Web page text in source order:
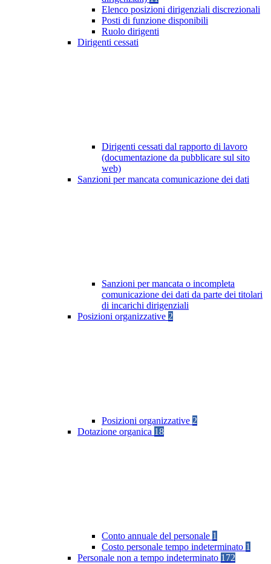
Elenco posizioni dirigenziali discrezionali
Posti di funzione disponibili
Ruolo dirigenti
Dirigenti cessati
Dirigenti cessati dal rapporto di lavoro
(documentazione da pubblicare sul sito
web)
Sanzioni per mancata comunicazione dei dati
Sanzioni per mancata o incompleta
comunicazione dei dati da parte dei titolari
di incarichi dirigenziali
Posizioni organizzative 2
Posizioni organizzative 2
Dotazione organica 18
Conto annuale del personale 1
Costo personale tempo indeterminato 1
Personale non a tempo indeterminato 172